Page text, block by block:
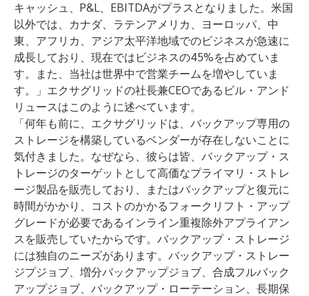
キャッシュ、P&L、EBITDAがプラスとなりました。米国
以外では、カナダ、ラテンアメリカ、ヨーロッパ、中
東、アフリカ、アジア太平洋地域でのビジネスが急速に
成長しており、現在ではビジネスの45%を占めていま
す。また、当社は世界中で営業チームを増やしていま
す。」エクサグリッドの社長兼CEOであるビル・アンド
リュースはこのように述べています。
「何年も前に、エクサグリッドは、バックアップ専用の
ストレージを構築しているベンダーが存在しないことに
気付きました。なぜなら、彼らは皆、バックアップ・ス
トレージのターゲットとして高価なプライマリ・ストレ
ージ製品を販売しており、またはバックアップと復元に
時間がかかり、コストのかかるフォークリフト・アップ
グレードが必要であるインライン重複除外アプライアン
スを販売していたからです。バックアップ・ストレージ
には独自のニーズがあります。バックアップ・ストレー
ジプジョブ、増分バックアップジョブ、合成フルバック
アップジョブ、バックアップ・ローテーション、長期保